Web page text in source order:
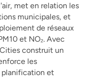
met en relation les
municipales, et
de réseaux
et NO₂. Avec
construit un
les
planification et